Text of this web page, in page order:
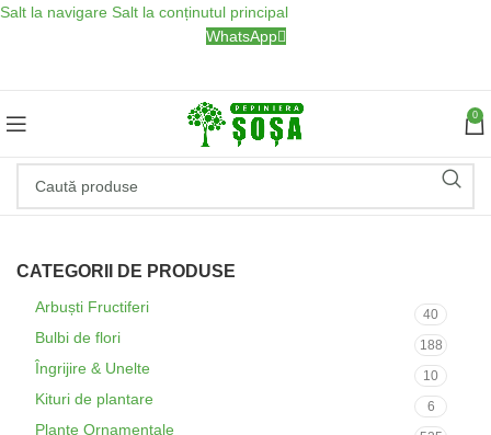
Salt la navigare Salt la conținutul principal
WhatsApp
0
CATEGORII DE PRODUSE
Arbuști Fructiferi 40
Bulbi de flori 188
Îngrijire & Unelte 10
Kituri de plantare 6
Plante Ornamentale